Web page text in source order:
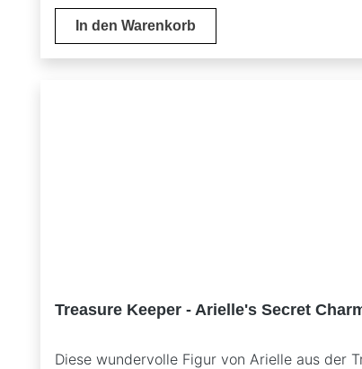
Ihre Sammlung perfekt ergänzt.
In den Warenkorb
Treasure Keeper - Arielle's Secret
Diese wundervolle Figur von Arielle aus der